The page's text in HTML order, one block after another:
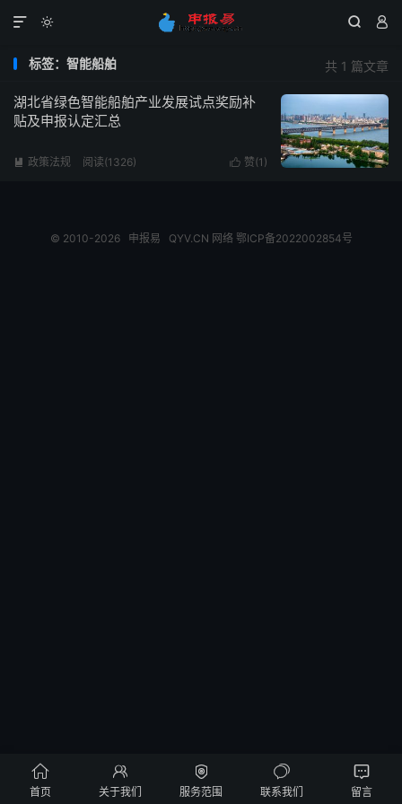
  

共 1 篇文章
标签：智能船舶
湖北省绿色智能船舶产业发展试点奖励补
贴及申报认定汇总
 赞(1 )
 政策法规 阅读(1326)
© 2010-2026 申报易 QYV.CN 网络 鄂ICP备2022002854号

首页

关于我们

服务范围

联系我们

留言